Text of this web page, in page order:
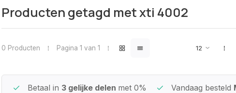
Producten getagd met xti 4002
0 Producten Pagina 1 van 1
Betaal in 3 gelijke delen met 0%
Vandaag besteld